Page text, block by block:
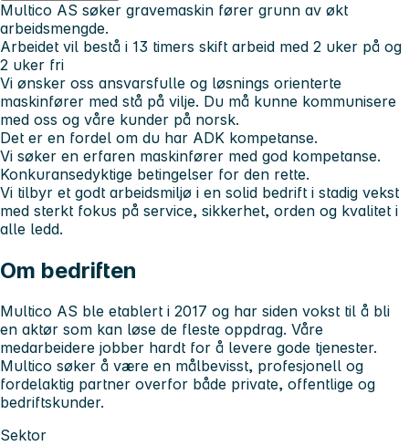
Multico AS søker gravemaskin fører grunn av økt
arbeidsmengde.
Arbeidet vil bestå i 13 timers skift arbeid med 2 uker på og
2 uker fri
Vi ønsker oss ansvarsfulle og løsnings orienterte
maskinfører med stå på vilje. Du må kunne kommunisere
med oss og våre kunder på norsk.
Det er en fordel om du har ADK kompetanse.
Vi søker en erfaren maskinfører med god kompetanse.
Konkuransedyktige betingelser for den rette.
Vi tilbyr et godt arbeidsmiljø i en solid bedrift i stadig vekst
med sterkt fokus på service, sikkerhet, orden og kvalitet i
alle ledd.
Om bedriften
Multico AS ble etablert i 2017 og har siden vokst til å bli
en aktør som kan løse de fleste oppdrag. Våre
medarbeidere jobber hardt for å levere gode tjenester.
Multico søker å være en målbevisst, profesjonell og
fordelaktig partner overfor både private, offentlige og
bedriftskunder.
Sektor